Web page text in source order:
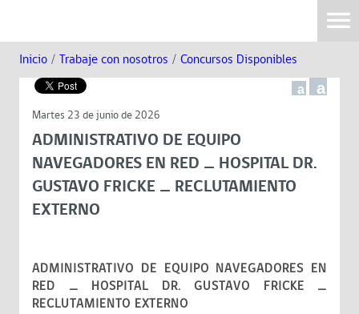
Inicio / Trabaje con nosotros / Concursos Disponibles
a a
Martes 23 de junio de 2026
ADMINISTRATIVO DE EQUIPO
NAVEGADORES EN RED _ HOSPITAL DR.
GUSTAVO FRICKE _ RECLUTAMIENTO
EXTERNO
ADMINISTRATIVO DE EQUIPO NAVEGADORES EN
RED _ HOSPITAL DR. GUSTAVO FRICKE _
RECLUTAMIENTO EXTERNO